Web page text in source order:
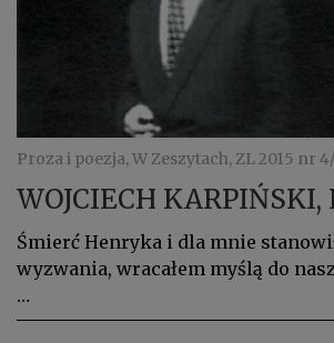
Proza i poezja, W Zeszytach, ZL 2015 nr
WOJCIECH
Śmierć Henryka i dla mnie
wyzwania, wracałem myślą do
…